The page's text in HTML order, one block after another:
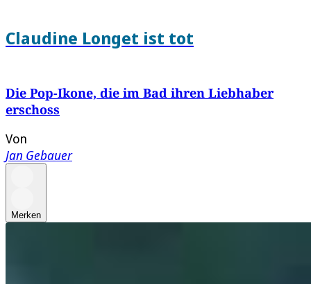
Claudine Longet ist tot
Die Pop-Ikone, die im Bad ihren Liebhaber
erschoss
Von
Jan Gebauer
Merken